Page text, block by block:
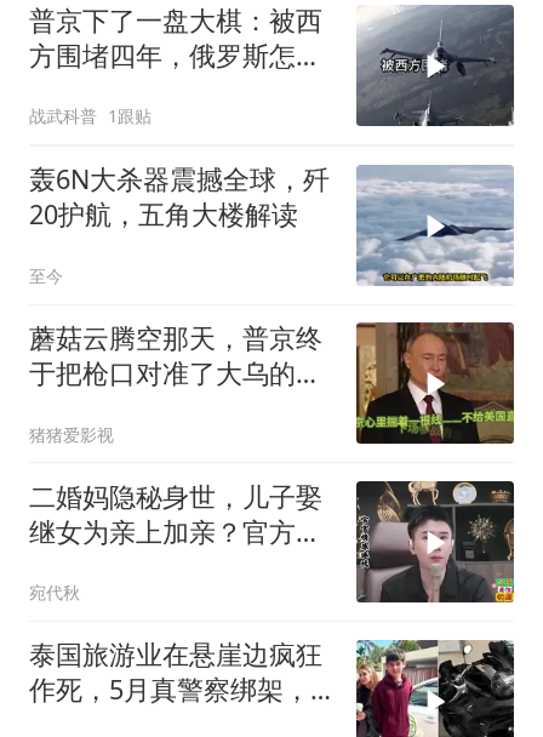
普京下了一盘大棋：被西
方围堵四年，俄罗斯怎么
战武科普 1跟贴
轰6N大杀器震撼全球，歼
20护航，五角大楼解读
至今
蘑菇云腾空那天，普京终
于把枪口对准了大乌的军
猪猪爱影视
二婚妈隐秘身世，儿子娶
继女为亲上加亲？官方怒
宛代秋
泰国旅游业在悬崖边疯狂
作死，5月真警察绑架，7